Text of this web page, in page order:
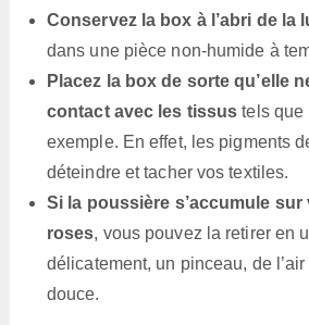
Conservez la box à l’abri de la
dans une pièce non-humide à
Placez la box de sorte qu’elle
contact avec les tissus tels que
exemple. En effet, les pigments
déteindre et tacher vos textiles.
Si la poussière s’accumule
roses, vous pouvez la retirer en
délicatement, un pinceau, de
douce.